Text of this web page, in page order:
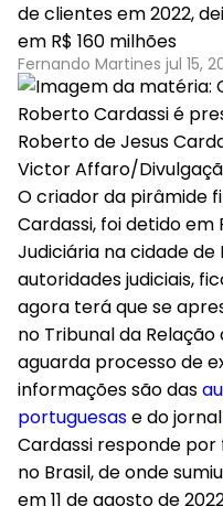
de clientes em 2022,
em R$ 160 milhões
Fernando Martines jul 15,
Roberto de Jesus
Victor Affaro/
O criador da pirâmide
Cardassi, foi detido
Judiciária na cidade de
autoridades judiciais,
agora terá que se
no Tribunal da
aguarda processo de
informações são das
portuguesase do jornal
Cardassi responde
no Brasil, de onde
em 11 de agosto de